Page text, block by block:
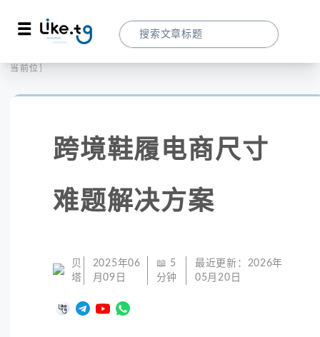
当前位置：
跨境鞋履电商尺寸
难题解决方案
贝
塔
2025年06
月09日
📖 5
分钟
最近更新： 2026年
05月20日